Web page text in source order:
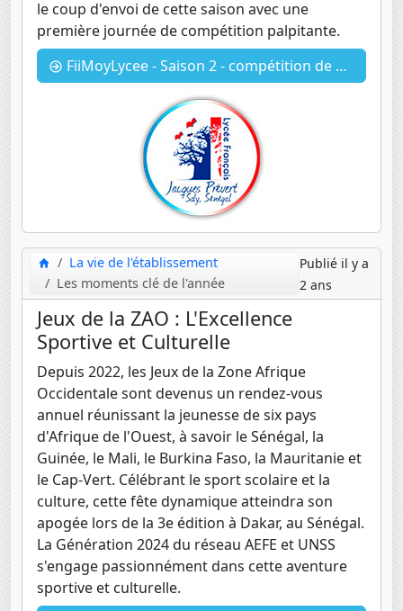
le coup d'envoi de cette saison avec une
première journée de compétition palpitante.
FiiMoyLycee - Saison 2 - compétition de basket
La vie de l'établissement
Les moments clé de l'année
Publié il y a
2 ans
Jeux de la ZAO : L'Excellence
Sportive et Culturelle
Depuis 2022, les Jeux de la Zone Afrique
Occidentale sont devenus un rendez-vous
annuel réunissant la jeunesse de six pays
d'Afrique de l'Ouest, à savoir le Sénégal, la
Guinée, le Mali, le Burkina Faso, la Mauritanie et
le Cap-Vert. Célébrant le sport scolaire et la
culture, cette fête dynamique atteindra son
apogée lors de la 3e édition à Dakar, au Sénégal.
La Génération 2024 du réseau AEFE et UNSS
s'engage passionnément dans cette aventure
sportive et culturelle.